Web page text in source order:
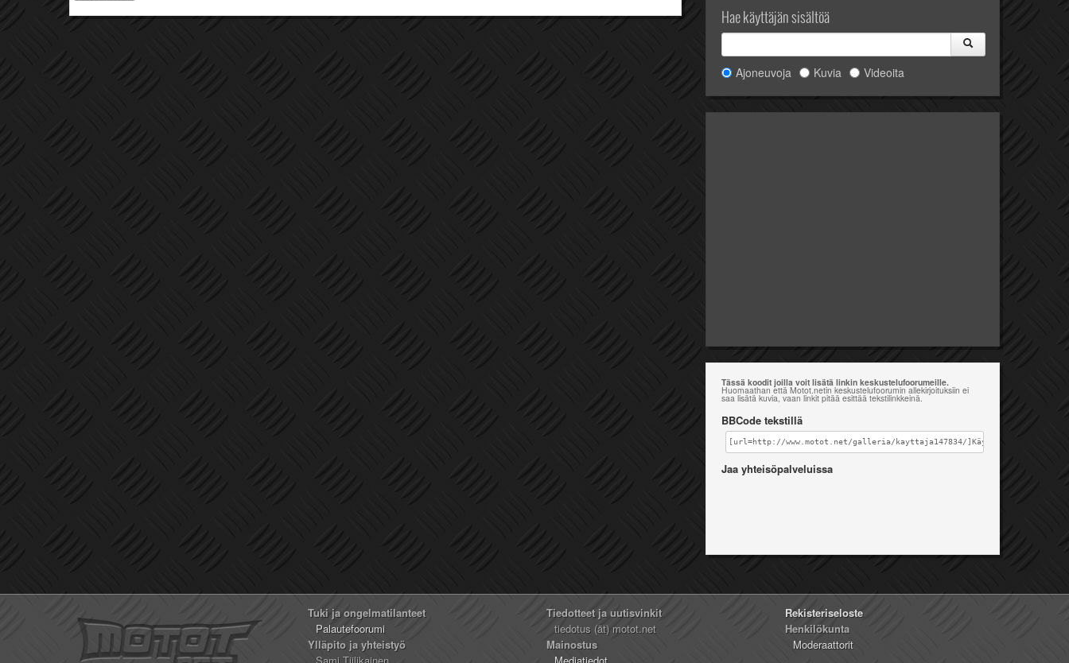
Hae käyttäjän sisältöä
Ajoneuvoja Kuvia Videoita
Tässä koodit joilla voit lisätä linkin keskustelufoorumeille.
Huomaathan että Motot.netin keskustelufoorumin allekirjoituksiin ei
saa lisätä kuvia, vaan linkit pitää esittää tekstilinkkeinä.
BBCode tekstillä
[url=http://www.motot.net/galleria/kayttaja147834/]Käyttäjän
Jaa yhteisöpalveluissa
Tuki ja ongelmatilanteet
Palautefoorumi
Ylläpito ja yhteistyö
Tiedotteet ja uutisvinkit
tiedotus (ät) motot.net
Mainostus
Rekisteriseloste
Henkilökunta
Moderaattorit